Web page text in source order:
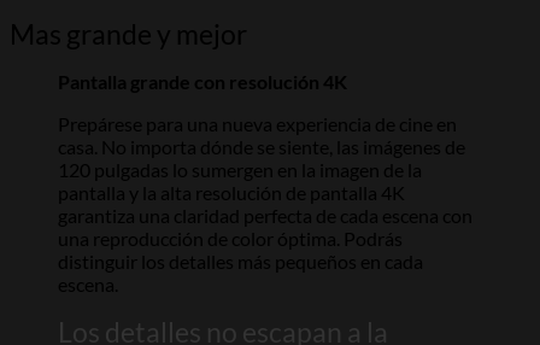
Mas grande y mejor
Pantalla grande con resolución 4K
Prepárese para una nueva experiencia de cine en
casa. No importa dónde se siente, las imágenes de
120 pulgadas lo sumergen en la imagen de la
pantalla y la alta resolución de pantalla 4K
garantiza una claridad perfecta de cada escena con
una reproducción de color óptima. Podrás
distinguir los detalles más pequeños en cada
escena.
Los detalles no escapan a la